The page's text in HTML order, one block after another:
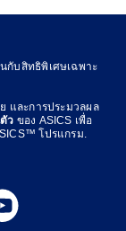
กับสิทธิพิเศษเฉพาะ
และการประมวลผล
ว ของ ASICS เพื่อ
โปรแกรม.